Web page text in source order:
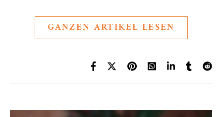
GANZEN ARTIKEL LESEN